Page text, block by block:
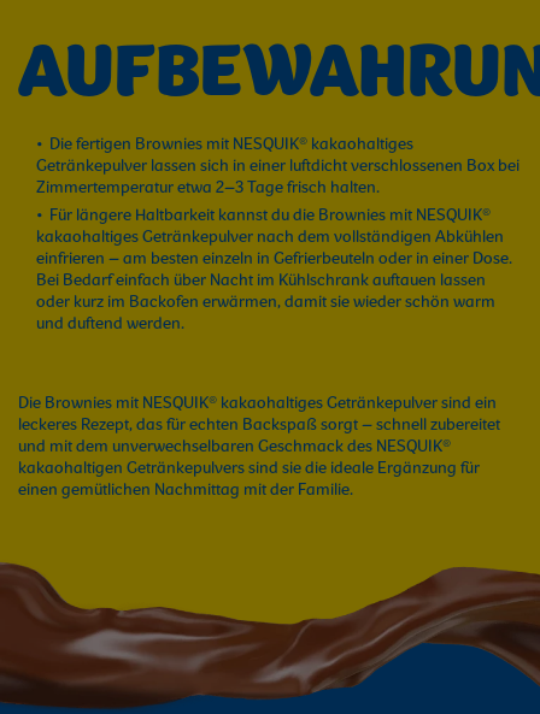
Die fertigen Brownies mit NESQUIK® kakaohaltiges
Getränkepulver lassen sich in einer luftdicht verschlossenen Box bei
Zimmertemperatur etwa 2–3 Tage frisch halten.
Für längere Haltbarkeit kannst du die Brownies mit NESQUIK®
kakaohaltiges Getränkepulver nach dem vollständigen Abkühlen
einfrieren – am besten einzeln in Gefrierbeuteln oder in einer Dose.
Bei Bedarf einfach über Nacht im Kühlschrank auftauen lassen
oder kurz im Backofen erwärmen, damit sie wieder schön warm
und duftend werden.
Die Brownies mit NESQUIK® kakaohaltiges Getränkepulver sind ein
leckeres Rezept, das für echten Backspaß sorgt – schnell zubereitet
und mit dem unverwechselbaren Geschmack des NESQUIK®
kakaohaltigen Getränkepulvers sind sie die ideale Ergänzung für
einen gemütlichen Nachmittag mit der Familie.